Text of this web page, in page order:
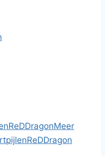
ReDDragonMeer
ReDDragon